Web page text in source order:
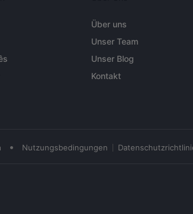
Über uns
Unser Team
Unser Blog
Kontakt
• Nutzungsbedingungen